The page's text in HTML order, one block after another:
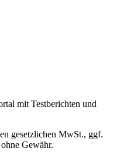
mit Testberichten und
gesetzlichen MwSt., ggf.
Gewähr.